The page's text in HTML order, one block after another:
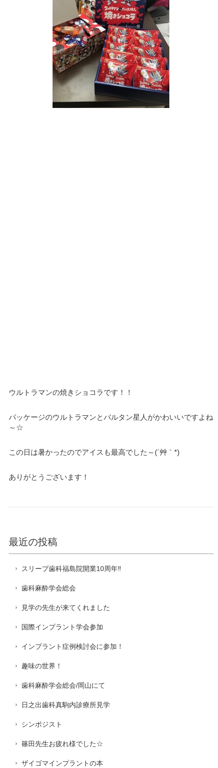
ウルトラマンの焼きショコラです！！
パッケージのウルトラマンとバルタン星人がかわいいですよね
～☆
この日は暑かったのでアイスも最高でした～(´艸｀*)
ありがとうございます！
最近の投稿
スリープ歯科福島院開業10周年‼️
歯科麻酔学会総会
見学の先生が来てくれました
国際インプラント学会参加
インプラント症例検討会に参加！
趣味の世界！
歯科麻酔学会総会/岡山にて
日之出歯科真駒内診療所見学
シンポジスト
篠田先生お疲れ様でした☆
ザイゴマインプラントの本